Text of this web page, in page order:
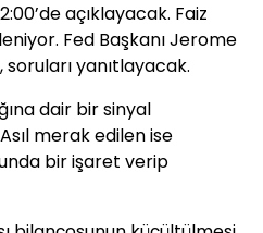
açıklayacak. Faiz
Fed Başkanı Jerome
soruları yanıtlayacak.
dair bir sinyal
merak edilen ise
bir işaret verip